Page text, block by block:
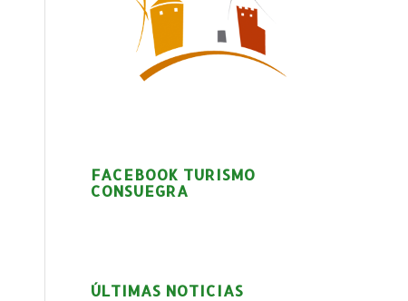
FACEBOOK TURISMO
CONSUEGRA
ÚLTIMAS NOTICIAS